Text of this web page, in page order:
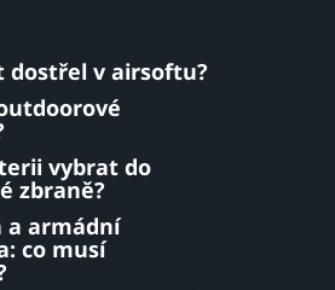
dostřel v airsoftu?
vybrat do
zbraně?
a armádní
co musí